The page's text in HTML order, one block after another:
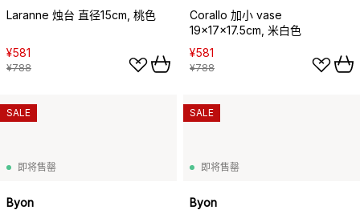
Laranne 烛台 直径15cm, 桃色
¥581
¥788
Corallo 加小 vase
19x17x17.5cm, 米白色
¥581
¥788
即将售罄
Byon
SALE
即将售罄
Byon
SALE